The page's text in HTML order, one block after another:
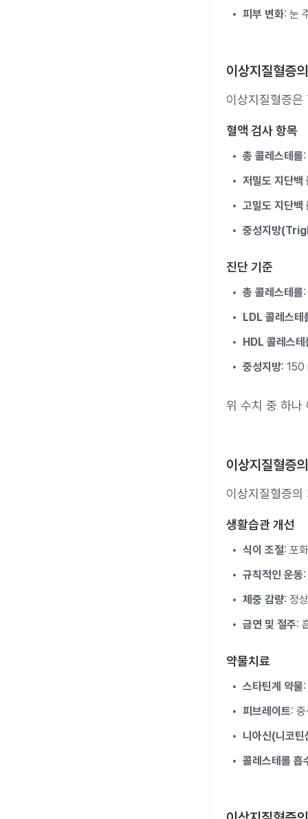
피부 변화: 눈
이상지질혈증
이상지질혈증
혈액 검사 항목
총 콜레스테롤
저밀도 지단
고밀도 지단
중성지방
진단 기준
총 콜레스테롤
LDL 콜레스테
HDL 콜레스테
중성지방: 150
위 수치 중 하나
이상지질혈증
이상지질혈증
생활습관 개선
식이 조절: 포
규칙적인 운동
체중 감량: 정
금연 및 절주:
약물치료
스타틴계 약물
피브레이트:
니아신(니코
콜레스테롤 흡